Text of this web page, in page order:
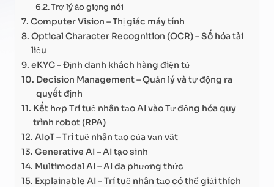
Trợ lý ảo giọng nói
Computer Vision – Thị giác máy tính
Optical Character Recognition (OCR) – Số hóa tài
liệu
eKYC – Định danh khách hàng điện tử
Decision Management – Quản lý và tự động ra
quyết định
Kết hợp Trí tuệ nhân tạo AI vào Tự động hóa quy
trình robot (RPA)
AIoT – Trí tuệ nhân tạo của vạn vật
Generative AI – AI tạo sinh
Multimodal AI – AI đa phương thức
Explainable AI – Trí tuệ nhân tạo có thể giải thích